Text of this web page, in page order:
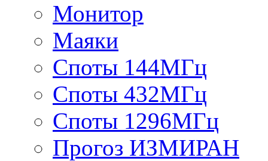
Монитор
Маяки
Споты 144МГц
Споты 432МГц
Споты 1296МГц
Прогоз ИЗМИРАН